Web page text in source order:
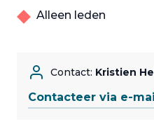
Alleen leden
Contact: Kristien
Contacteer via e-